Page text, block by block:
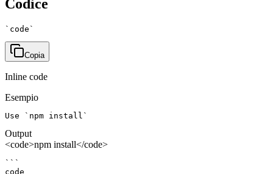
Codice
`code`
Copia
Inline code
Esempio
Use `npm install`
Output
<code>npm install</code>
```
code